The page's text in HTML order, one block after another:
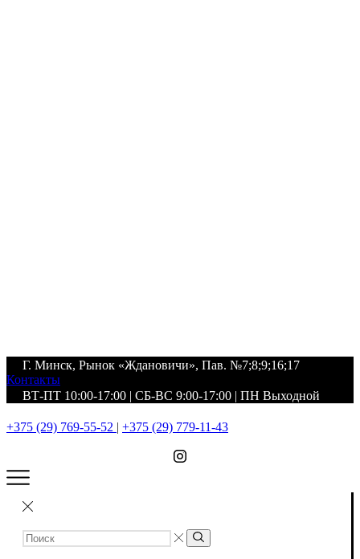
Г. Минск, Рынок «Ждановичи», Пав. №7;8;9;16;17
Контакты
ВТ-ПТ 10:00-17:00 | СБ-ВС 9:00-17:00 | ПН Выходной
+375 (29) 769-55-52 | +375 (29) 779-11-43